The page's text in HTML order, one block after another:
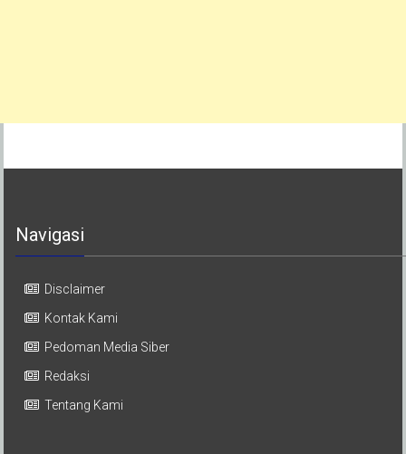
Navigasi
Disclaimer
Kontak Kami
Pedoman Media Siber
Redaksi
Tentang Kami